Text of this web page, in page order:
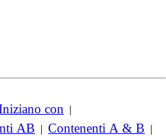
con |
AB | Contenenti A & B |